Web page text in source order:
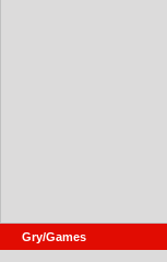
Gry/Games